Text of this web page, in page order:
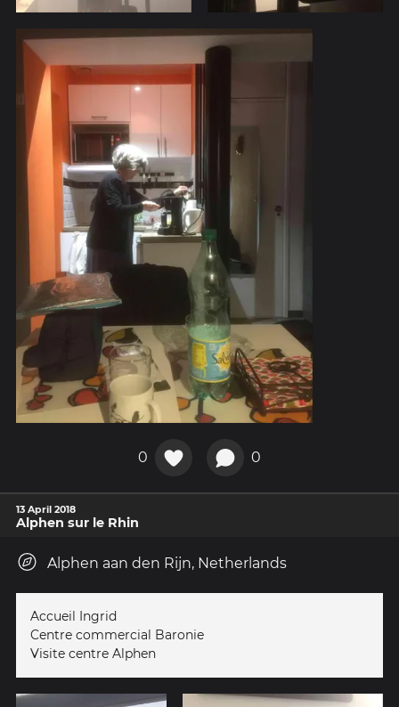
0 0
13 April 2018
Alphen sur le Rhin
Alphen aan den Rijn, Netherlands
Accueil Ingrid
Centre commercial Baronie
Visite centre Alphen